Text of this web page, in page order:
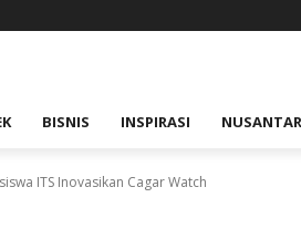
BISNIS INSPIRASI
ITS Inovasikan Cagar Watch